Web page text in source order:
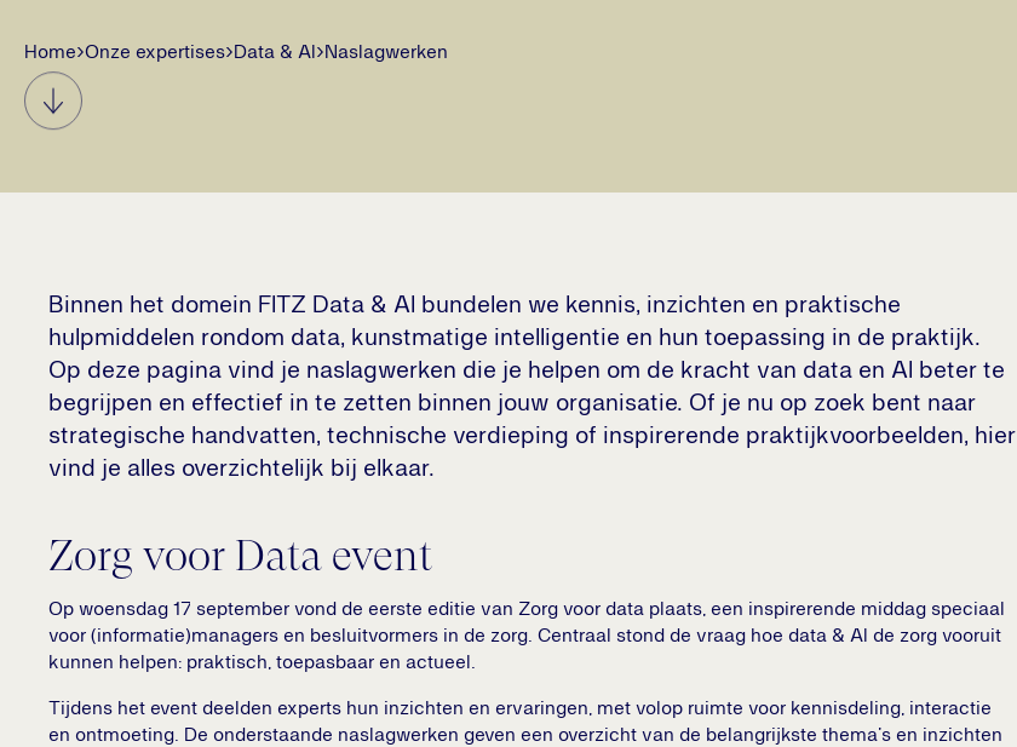
Home›Onze expertises›Data & AI › Naslagwerken
Binnen het domein FITZ Data & AI bundelen we kennis, inzichten en praktische
hulpmiddelen rondom data, kunstmatige intelligentie en hun toepassing in de praktijk.
Op deze pagina vind je naslagwerken die je helpen om de kracht van data en AI beter te
begrijpen en effectief in te zetten binnen jouw organisatie. Of je nu op zoek bent naar
strategische handvatten, technische verdieping of inspirerende praktijkvoorbeelden, hier
vind je alles overzichtelijk bij elkaar.
Zorg voor Data event
Op woensdag 17 september vond de eerste editie van Zorg voor data plaats, een inspirerende middag speciaal
voor (informatie)managers en besluitvormers in de zorg. Centraal stond de vraag hoe data & AI de zorg vooruit
kunnen helpen: praktisch, toepasbaar en actueel.
Tijdens het event deelden experts hun inzichten en ervaringen, met volop ruimte voor kennisdeling, interactie
en ontmoeting. De onderstaande naslagwerken geven een overzicht van de belangrijkste thema’s en inzichten